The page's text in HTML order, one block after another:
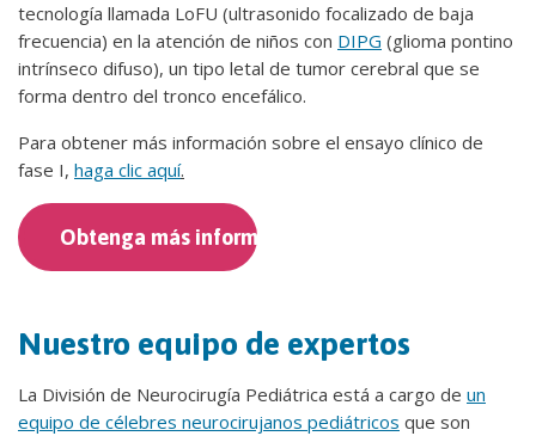
tecnología llamada LoFU (ultrasonido focalizado de baja
frecuencia) en la atención de niños con DIPG (glioma pontino
intrínseco difuso), un tipo letal de tumor cerebral que se
forma dentro del tronco encefálico.
Para obtener más información sobre el ensayo clínico de
fase I, haga clic aquí.
Obtenga más información
Nuestro equipo de expertos
La División de Neurocirugía Pediátrica está a cargo de un
equipo de célebres neurocirujanos pediátricos que son